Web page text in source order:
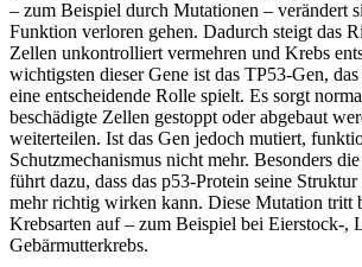
– zum Beispiel durch Mutationen – verändert
Funktion verloren gehen. Dadurch steigt das
Zellen unkontrolliert vermehren und Krebs
wichtigsten dieser Gene ist das TP53-Gen,
eine entscheidende Rolle spielt. Es sorgt
beschädigte Zellen gestoppt oder abgebaut
weiterteilen. Ist das Gen jedoch mutiert,
Schutzmechanismus nicht mehr. Besonders
führt dazu, dass das p53-Protein seine
mehr richtig wirken kann. Diese Mutation tritt
Krebsarten auf – zum Beispiel bei Eierstock-,
Gebärmutterkrebs.